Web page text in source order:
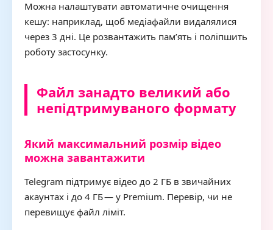
Можна налаштувати автоматичне очищення
кешу: наприклад, щоб медіафайли видалялися
через 3 дні. Це розвантажить памʼять і поліпшить
роботу застосунку.
Файл занадто великий або
непідтримуваного формату
Який максимальний розмір відео
можна завантажити
Telegram підтримує відео до 2 ГБ в звичайних
акаунтах і до 4 ГБ — у Premium. Перевір, чи не
перевищує файл ліміт.